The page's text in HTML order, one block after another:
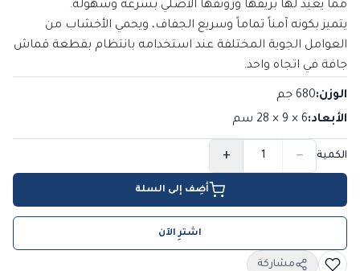
مما يعيد لها بريقها ورونقها الأصلي بسرعة وسهولة.
يتميز بكونه آمناً تماماً وسريع الجفاف، ويحمي الأخشاب من
العوامل الجوية المختلفة عند استخدامه بانتظام بقطعة قماش
جافة في اتجاه واحد.
الوزن:680 جم
الأبعاد:
6 × 9 × 28 سم
الكمية −
+
أضِف إلى السلة
اشترِ الآن
مشاركة